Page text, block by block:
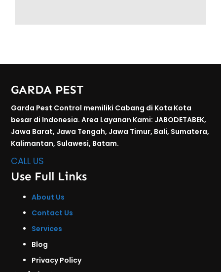
GARDA PEST
Garda Pest Control memiliki Cabang di Kota Kota
besar di Indonesia. Area Layanan Kami: JABODETABEK,
Jawa Barat, Jawa Tengah, Jawa Timur, Bali, Sumatera,
Kalimantan, Sulawesi, Batam.
CALL US
Use Full Links
About Us
Contact Us
Services
Blog
Privacy Policy